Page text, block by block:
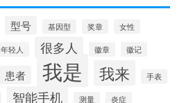
型号 基因型 奖章 女性
年轻人 很多人 徽章 徽记
患者 我是 我来 手表
智能手机 测量 炎症